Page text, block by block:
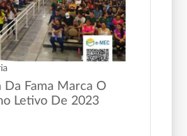
Da Fama Marca O
Letivo De 2023